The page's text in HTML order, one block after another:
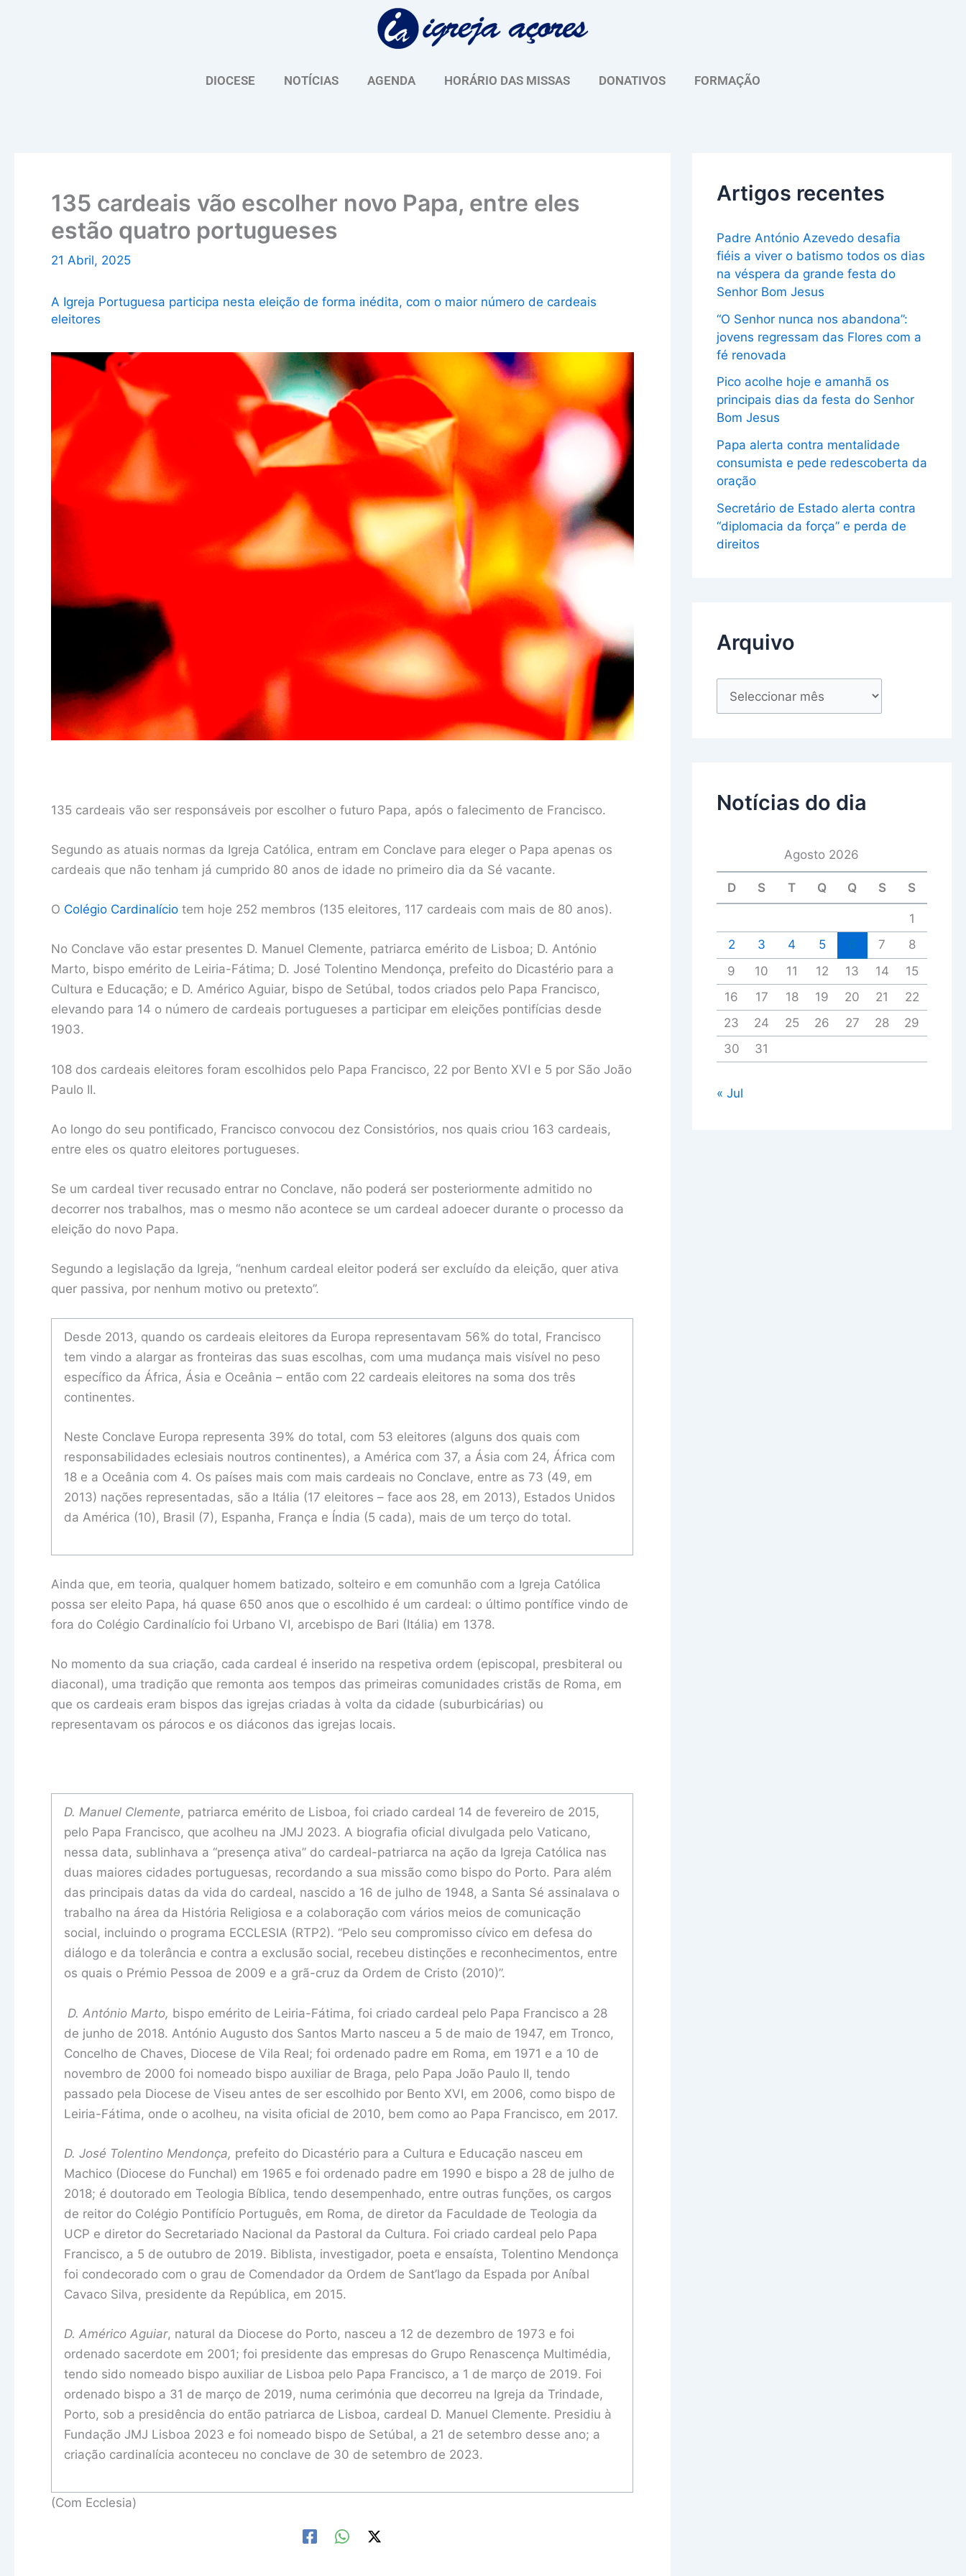
DIOCESE NOTÍCIAS AGENDA HORÁRIO DAS MISSAS DONATIVOS FORMAÇÃO
135 cardeais vão escolher novo Papa, entre eles
estão quatro portugueses
21 Abril, 2025
A Igreja Portuguesa participa nesta eleição de forma inédita, com o maior número de cardeais
eleitores
135 cardeais vão ser responsáveis por escolher o futuro Papa, após o falecimento de Francisco.
Segundo as atuais normas da Igreja Católica, entram em Conclave para eleger o Papa apenas os
cardeais que não tenham já cumprido 80 anos de idade no primeiro dia da Sé vacante.
O Colégio Cardinalício tem hoje 252 membros (135 eleitores, 117 cardeais com mais de 80 anos).
No Conclave vão estar presentes D. Manuel Clemente, patriarca emérito de Lisboa; D. António
Marto, bispo emérito de Leiria-Fátima; D. José Tolentino Mendonça, prefeito do Dicastério para a
Cultura e Educação; e D. Américo Aguiar, bispo de Setúbal, todos criados pelo Papa Francisco,
elevando para 14 o número de cardeais portugueses a participar em eleições pontifícias desde
1903.
108 dos cardeais eleitores foram escolhidos pelo Papa Francisco, 22 por Bento XVI e 5 por São João
Paulo II.
Ao longo do seu pontificado, Francisco convocou dez Consistórios, nos quais criou 163 cardeais,
entre eles os quatro eleitores portugueses.
Se um cardeal tiver recusado entrar no Conclave, não poderá ser posteriormente admitido no
decorrer nos trabalhos, mas o mesmo não acontece se um cardeal adoecer durante o processo da
eleição do novo Papa.
Segundo a legislação da Igreja, “nenhum cardeal eleitor poderá ser excluído da eleição, quer ativa
quer passiva, por nenhum motivo ou pretexto”.
Desde 2013, quando os cardeais eleitores da Europa representavam 56% do total, Francisco
tem vindo a alargar as fronteiras das suas escolhas, com uma mudança mais visível no peso
específico da África, Ásia e Oceânia – então com 22 cardeais eleitores na soma dos três
continentes.
Neste Conclave Europa representa 39% do total, com 53 eleitores (alguns dos quais com
responsabilidades eclesiais noutros continentes), a América com 37, a Ásia com 24, África com
18 e a Oceânia com 4. Os países mais com mais cardeais no Conclave, entre as 73 (49, em
2013) nações representadas, são a Itália (17 eleitores – face aos 28, em 2013), Estados Unidos
da América (10), Brasil (7), Espanha, França e Índia (5 cada), mais de um terço do total.
Ainda que, em teoria, qualquer homem batizado, solteiro e em comunhão com a Igreja Católica
possa ser eleito Papa, há quase 650 anos que o escolhido é um cardeal: o último pontífice vindo de
fora do Colégio Cardinalício foi Urbano VI, arcebispo de Bari (Itália) em 1378.
No momento da sua criação, cada cardeal é inserido na respetiva ordem (episcopal, presbiteral ou
diaconal), uma tradição que remonta aos tempos das primeiras comunidades cristãs de Roma, em
que os cardeais eram bispos das igrejas criadas à volta da cidade (suburbicárias) ou
representavam os párocos e os diáconos das igrejas locais.
D. Manuel Clemente, patriarca emérito de Lisboa, foi criado cardeal 14 de fevereiro de 2015,
pelo Papa Francisco, que acolheu na JMJ 2023. A biografia oficial divulgada pelo Vaticano,
nessa data, sublinhava a “presença ativa” do cardeal-patriarca na ação da Igreja Católica nas
duas maiores cidades portuguesas, recordando a sua missão como bispo do Porto. Para além
das principais datas da vida do cardeal, nascido a 16 de julho de 1948, a Santa Sé assinalava o
trabalho na área da História Religiosa e a colaboração com vários meios de comunicação
social, incluindo o programa ECCLESIA (RTP2). “Pelo seu compromisso cívico em defesa do
diálogo e da tolerância e contra a exclusão social, recebeu distinções e reconhecimentos, entre
os quais o Prémio Pessoa de 2009 e a grã-cruz da Ordem de Cristo (2010)”.
D. António Marto, bispo emérito de Leiria-Fátima, foi criado cardeal pelo Papa Francisco a 28
de junho de 2018. António Augusto dos Santos Marto nasceu a 5 de maio de 1947, em Tronco,
Concelho de Chaves, Diocese de Vila Real; foi ordenado padre em Roma, em 1971 e a 10 de
novembro de 2000 foi nomeado bispo auxiliar de Braga, pelo Papa João Paulo II, tendo
passado pela Diocese de Viseu antes de ser escolhido por Bento XVI, em 2006, como bispo de
Leiria-Fátima, onde o acolheu, na visita oficial de 2010, bem como ao Papa Francisco, em 2017.
D. José Tolentino Mendonça, prefeito do Dicastério para a Cultura e Educação nasceu em
Machico (Diocese do Funchal) em 1965 e foi ordenado padre em 1990 e bispo a 28 de julho de
2018; é doutorado em Teologia Bíblica, tendo desempenhado, entre outras funções, os cargos
de reitor do Colégio Pontifício Português, em Roma, de diretor da Faculdade de Teologia da
UCP e diretor do Secretariado Nacional da Pastoral da Cultura. Foi criado cardeal pelo Papa
Francisco, a 5 de outubro de 2019. Biblista, investigador, poeta e ensaísta, Tolentino Mendonça
foi condecorado com o grau de Comendador da Ordem de Sant’lago da Espada por Aníbal
Cavaco Silva, presidente da República, em 2015.
D. Américo Aguiar, natural da Diocese do Porto, nasceu a 12 de dezembro de 1973 e foi
ordenado sacerdote em 2001; foi presidente das empresas do Grupo Renascença Multimédia,
tendo sido nomeado bispo auxiliar de Lisboa pelo Papa Francisco, a 1 de março de 2019. Foi
ordenado bispo a 31 de março de 2019, numa cerimónia que decorreu na Igreja da Trindade,
Porto, sob a presidência do então patriarca de Lisboa, cardeal D. Manuel Clemente. Presidiu à
Fundação JMJ Lisboa 2023 e foi nomeado bispo de Setúbal, a 21 de setembro desse ano; a
criação cardinalícia aconteceu no conclave de 30 de setembro de 2023.
(Com Ecclesia)
Artigos recentes
Padre António Azevedo desafia
fiéis a viver o batismo todos os dias
na véspera da grande festa do
Senhor Bom Jesus
“O Senhor nunca nos abandona”:
jovens regressam das Flores com a
fé renovada
Pico acolhe hoje e amanhã os
principais dias da festa do Senhor
Bom Jesus
Papa alerta contra mentalidade
consumista e pede redescoberta da
oração
Secretário de Estado alerta contra
“diplomacia da força” e perda de
direitos
Arquivo
u
Notícias do dia
Agosto 2026
D S T Q Q S S
1
2
3 4 5 7
8
9
10 11 12 13 14
15
16
17 18 19 20 21
22
23
24 25 26 27 28
29
30
31
« Jul